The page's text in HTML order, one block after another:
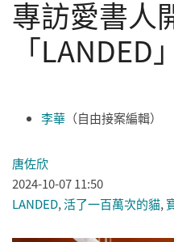
專訪愛書人
「LANDED」
李華 （自由接案編輯）
唐佐欣
2024-10-07 11:50
LANDED,活了一百萬次的貓,